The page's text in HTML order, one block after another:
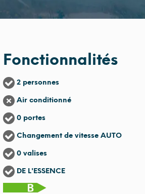
Fonctionnalités
2 personnes
Air conditionné
0 portes
Changement de vitesse AUTO
0 valises
DE L'ESSENCE